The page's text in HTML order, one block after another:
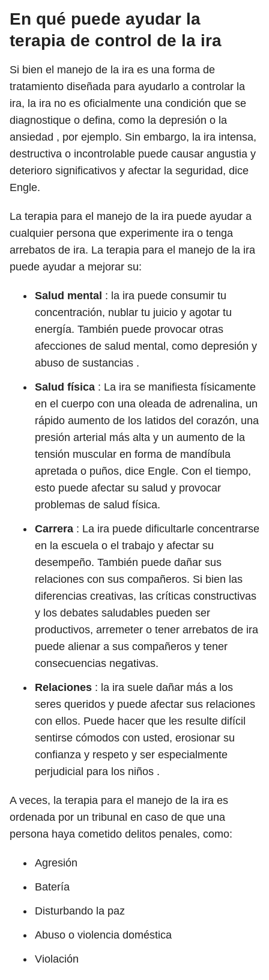
En qué puede ayudar la
terapia de control de la ira
Si bien el manejo de la ira es una forma de
tratamiento diseñada para ayudarlo a controlar la
ira, la ira no es oficialmente una condición que se
diagnostique o defina, como la depresión o la
ansiedad , por ejemplo. Sin embargo, la ira intensa,
destructiva o incontrolable puede causar angustia y
deterioro significativos y afectar la seguridad, dice
Engle.
La terapia para el manejo de la ira puede ayudar a
cualquier persona que experimente ira o tenga
arrebatos de ira. La terapia para el manejo de la ira
puede ayudar a mejorar su:
Salud mental : la ira puede consumir tu
concentración, nublar tu juicio y agotar tu
energía. También puede provocar otras
afecciones de salud mental, como depresión y
abuso de sustancias .
Salud física : La ira se manifiesta físicamente
en el cuerpo con una oleada de adrenalina, un
rápido aumento de los latidos del corazón, una
presión arterial más alta y un aumento de la
tensión muscular en forma de mandíbula
apretada o puños, dice Engle. Con el tiempo,
esto puede afectar su salud y provocar
problemas de salud física.
Carrera : La ira puede dificultarle concentrarse
en la escuela o el trabajo y afectar su
desempeño. También puede dañar sus
relaciones con sus compañeros. Si bien las
diferencias creativas, las críticas constructivas
y los debates saludables pueden ser
productivos, arremeter o tener arrebatos de ira
puede alienar a sus compañeros y tener
consecuencias negativas.
Relaciones : la ira suele dañar más a los
seres queridos y puede afectar sus relaciones
con ellos. Puede hacer que les resulte difícil
sentirse cómodos con usted, erosionar su
confianza y respeto y ser especialmente
perjudicial para los niños .
A veces, la terapia para el manejo de la ira es
ordenada por un tribunal en caso de que una
persona haya cometido delitos penales, como:
Agresión
Batería
Disturbando la paz
Abuso o violencia doméstica
Violación